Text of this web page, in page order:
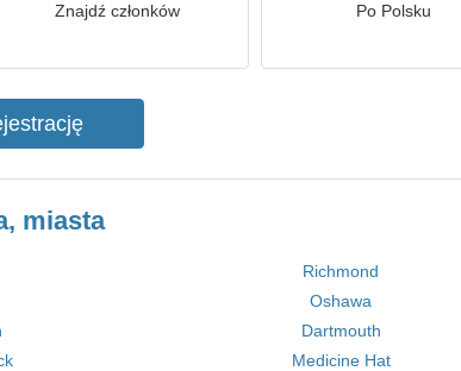
Znajdź członków Po Polsku
miasta
Richmond
Oshawa
Dartmouth
Medicine Hat